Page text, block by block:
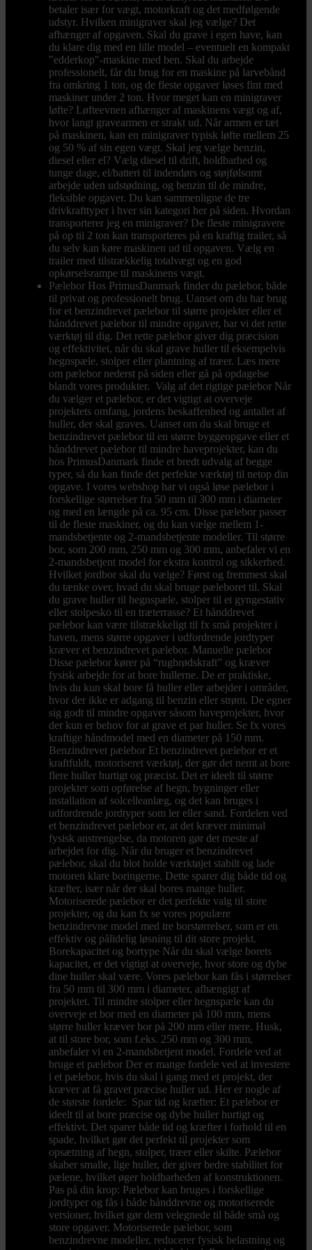
betaler især for vægt, motorkraft og det medfølgende
udstyr. Hvilken minigraver skal jeg vælge? Det
afhænger af opgaven. Skal du grave i egen have, kan
du klare dig med en lille model – eventuelt en kompakt
"edderkop"-maskine med ben. Skal du arbejde
professionelt, får du brug for en maskine på larvebånd
fra omkring 1 ton, og de fleste opgaver løses fint med
maskiner under 2 ton. Hvor meget kan en minigraver
løfte? Løfteevnen afhænger af maskinens vægt og af,
hvor langt gravearmen er strakt ud. Når armen er tæt
på maskinen, kan en minigraver typisk løfte mellem 25
og 50 % af sin egen vægt. Skal jeg vælge benzin,
diesel eller el? Vælg diesel til drift, holdbarhed og
tunge dage, el/batteri til indendørs og støjfølsomt
arbejde uden udstødning, og benzin til de mindre,
fleksible opgaver. Du kan sammenligne de tre
drivkrafttyper i hver sin kategori her på siden. Hvordan
transporterer jeg en minigraver? De fleste minigravere
på op til 2 ton kan transporteres på en kraftig trailer, så
du selv kan køre maskinen ud til opgaven. Vælg en
trailer med tilstrækkelig totalvægt og en god
opkørselsrampe til maskinens vægt.
Pælebor Hos PrimusDanmark finder du pælebor, både
til privat og professionelt brug. Uanset om du har brug
for et benzindrevet pælebor til større projekter eller et
hånddrevet pælebor til mindre opgaver, har vi det rette
værktøj til dig. Det rette pælebor giver dig præcision
og effektivitet, når du skal grave huller til eksempelvis
hegnspæle, stolper eller plantning af træer. Læs mere
om pælebor nederst på siden eller gå på opdagelse
blandt vores produkter. Valg af det rigtige pælebor Når
du vælger et pælebor, er det vigtigt at overveje
projektets omfang, jordens beskaffenhed og antallet af
huller, der skal graves. Uanset om du skal bruge et
benzindrevet pælebor til en større byggeopgave eller et
hånddrevet pælebor til mindre haveprojekter, kan du
hos PrimusDanmark finde et bredt udvalg af begge
typer, så du kan finde det perfekte værktøj til netop din
opgave. I vores webshop har vi også løse pælebor i
forskellige størrelser fra 50 mm til 300 mm i diameter
og med en længde på ca. 95 cm. Disse pælebor passer
til de fleste maskiner, og du kan vælge mellem 1-
mandsbetjente og 2-mandsbetjente modeller. Til større
bor, som 200 mm, 250 mm og 300 mm, anbefaler vi en
2-mandsbetjent model for ekstra kontrol og sikkerhed.
Hvilket jordbor skal du vælge? Først og fremmest skal
du tænke over, hvad du skal bruge pæleboret til. Skal
du grave huller til hegnspæle, stolper til et gyngestativ
eller stolpesko til en træterrasse? Et hånddrevet
pælebor kan være tilstrækkeligt til fx små projekter i
haven, mens større opgaver i udfordrende jordtyper
kræver et benzindrevet pælebor. Manuelle pælebor
Disse pælebor kører på “rugbrødskraft” og kræver
fysisk arbejde for at bore hullerne. De er praktiske,
hvis du kun skal bore få huller eller arbejder i områder,
hvor der ikke er adgang til benzin eller strøm. De egner
sig godt til mindre opgaver såsom haveprojekter, hvor
der kun er behov for at grave et par huller. Se fx vores
kraftige håndmodel med en diameter på 150 mm.
Benzindrevet pælebor Et benzindrevet pælebor er et
kraftfuldt, motoriseret værktøj, der gør det nemt at bore
flere huller hurtigt og præcist. Det er ideelt til større
projekter som opførelse af hegn, bygninger eller
installation af solcelleanlæg, og det kan bruges i
udfordrende jordtyper som ler eller sand. Fordelen ved
et benzindrevet pælebor er, at det kræver minimal
fysisk anstrengelse, da motoren gør det meste af
arbejdet for dig. Når du bruger et benzindrevet
pælebor, skal du blot holde værktøjet stabilt og lade
motoren klare boringerne. Dette sparer dig både tid og
kræfter, især når der skal bores mange huller.
Motoriserede pælebor er det perfekte valg til store
projekter, og du kan fx se vores populære
benzindrevne model med tre borstørrelser, som er en
effektiv og pålidelig løsning til dit store projekt.
Borekapacitet og bortype Når du skal vælge borets
kapacitet, er det vigtigt at overveje, hvor store og dybe
dine huller skal være. Vores pælebor kan fås i størrelser
fra 50 mm til 300 mm i diameter, afhængigt af
projektet. Til mindre stolper eller hegnspæle kan du
overveje et bor med en diameter på 100 mm, mens
større huller kræver bor på 200 mm eller mere. Husk,
at til store bor, som f.eks. 250 mm og 300 mm,
anbefaler vi en 2-mandsbetjent model. Fordele ved at
bruge et pælebor Der er mange fordele ved at investere
i et pælebor, hvis du skal i gang med et projekt, der
kræver at få gravet præcise huller ud. Her er nogle af
de største fordele: Spar tid og kræfter: Et pælebor er
ideelt til at bore præcise og dybe huller hurtigt og
effektivt. Det sparer både tid og kræfter i forhold til en
spade, hvilket gør det perfekt til projekter som
opsætning af hegn, stolper, træer eller skilte. Pælebor
skaber smalle, lige huller, der giver bedre stabilitet for
pælene, hvilket øger holdbarheden af konstruktionen.
Pas på din krop: Pælebor kan bruges i forskellige
jordtyper og fås i både hånddrevne og motoriserede
versioner, hvilket gør dem velegnede til både små og
store opgaver. Motoriserede pælebor, som
benzindrevne modeller, reducerer fysisk belastning og